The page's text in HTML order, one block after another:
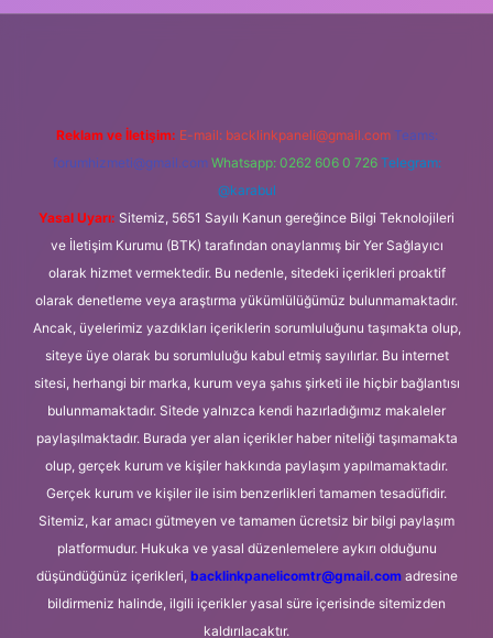
Reklam ve İletişim: E-mail: backlinkpaneli@gmail.com Teams:
forumhizmeti@gmail.com Whatsapp: 0262 606 0 726 Telegram:
@karabul
Yasal Uyarı: Sitemiz, 5651 Sayılı Kanun gereğince Bilgi Teknolojileri
ve İletişim Kurumu (BTK) tarafından onaylanmış bir Yer Sağlayıcı
olarak hizmet vermektedir. Bu nedenle, sitedeki içerikleri proaktif
olarak denetleme veya araştırma yükümlülüğümüz bulunmamaktadır.
Ancak, üyelerimiz yazdıkları içeriklerin sorumluluğunu taşımakta olup,
siteye üye olarak bu sorumluluğu kabul etmiş sayılırlar. Bu internet
sitesi, herhangi bir marka, kurum veya şahıs şirketi ile hiçbir bağlantısı
bulunmamaktadır. Sitede yalnızca kendi hazırladığımız makaleler
paylaşılmaktadır. Burada yer alan içerikler haber niteliği taşımamakta
olup, gerçek kurum ve kişiler hakkında paylaşım yapılmamaktadır.
Gerçek kurum ve kişiler ile isim benzerlikleri tamamen tesadüfidir.
Sitemiz, kar amacı gütmeyen ve tamamen ücretsiz bir bilgi paylaşım
platformudur. Hukuka ve yasal düzenlemelere aykırı olduğunu
düşündüğünüz içerikleri, backlinkpanelicomtr@gmail.comadresine
bildirmeniz halinde, ilgili içerikler yasal süre içerisinde sitemizden
kaldırılacaktır.